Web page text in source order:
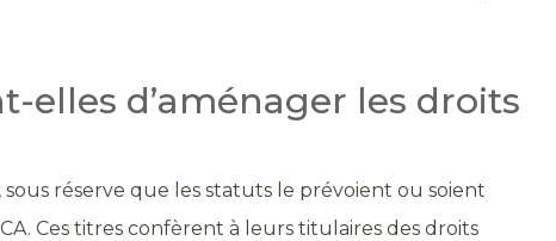
elles d’aménager les droits
réserve que les statuts le prévoient ou soient
Ces titres confèrent à leurs titulaires des droits